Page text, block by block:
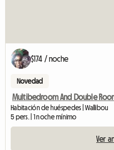
$174 / noche
Novedad
Multibedroom And Double
Habitación de huéspedes | Wallibou
5 pers. | 1 noche mínimo
Ver